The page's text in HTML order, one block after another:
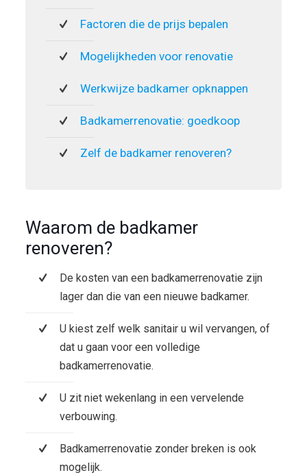
Factoren die de prijs bepalen
Mogelijkheden voor renovatie
Werkwijze badkamer opknappen
Badkamerrenovatie: goedkoop
Zelf de badkamer renoveren?
Waarom de badkamer
renoveren?
De kosten van een badkamerrenovatie zijn
lager dan die van een nieuwe badkamer.
U kiest zelf welk sanitair u wil vervangen, of
dat u gaan voor een volledige
badkamerrenovatie.
U zit niet wekenlang in een vervelende
verbouwing.
Badkamerrenovatie zonder breken is ook
mogelijk.